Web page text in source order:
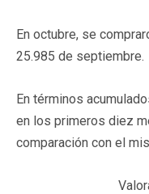
En octubre, se
25.985 de septiembre.
En términos
en los primeros diez
comparación con el